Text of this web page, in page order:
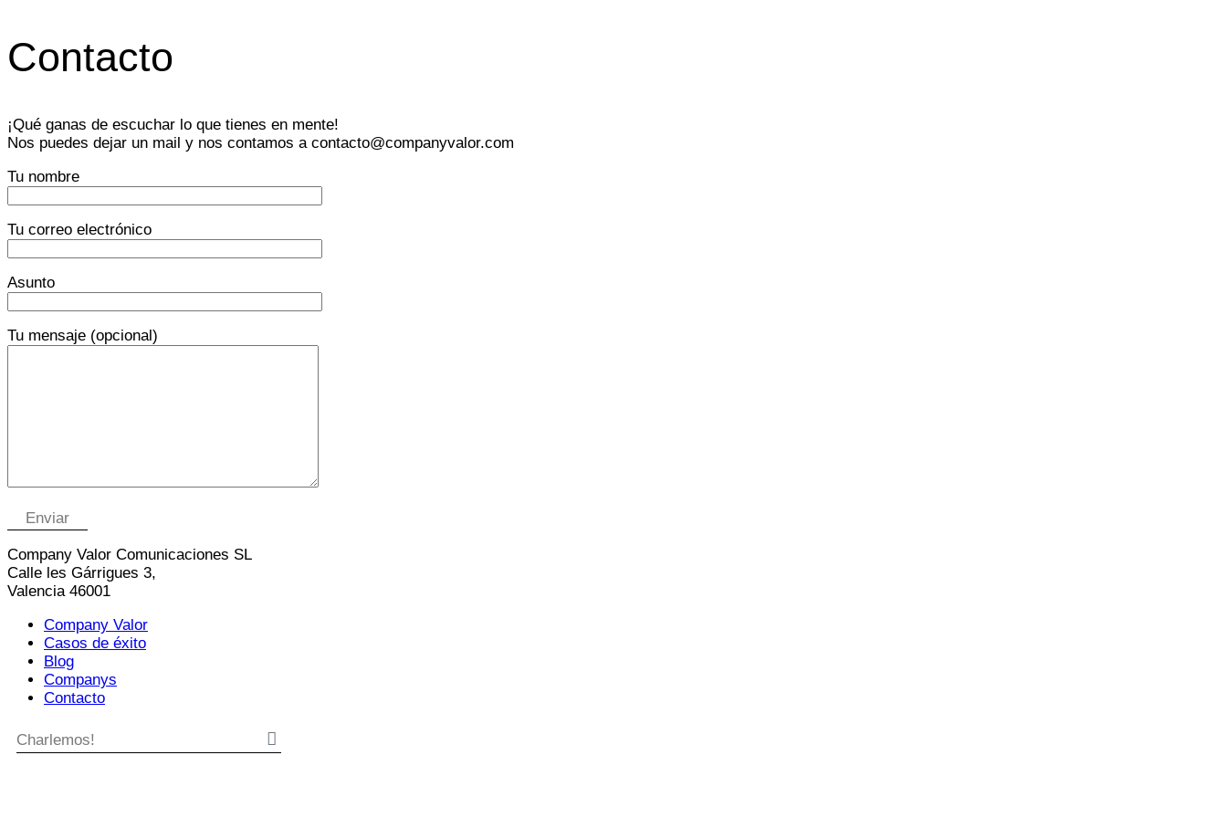
Contacto
¡Qué ganas de escuchar lo que tienes en mente!
Nos puedes dejar un mail y nos contamos a contacto@companyvalor.com
Tu nombre
Tu correo electrónico
Asunto
Tu mensaje (opcional)
Company Valor Comunicaciones SL
Calle les Gárrigues 3,
Valencia 46001
Company Valor
Casos de éxito
Blog
Companys
Contacto
Charlemos!